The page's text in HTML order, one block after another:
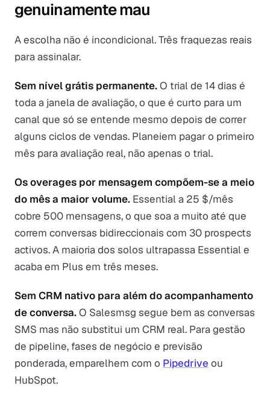
genuinamente mau
A escolha não é incondicional. Três fraquezas reais
para assinalar.
Sem nível grátis permanente.O trial de 14 dias é
toda a janela de avaliação, o que é curto para um
canal que só se entende mesmo depois de correr
alguns ciclos de vendas. Planeiem pagar o primeiro
mês para avaliação real, não apenas o trial.
Os overages por mensagem compõem-se a meio
do mês a maior volume. Essential a 25 $/mês
cobre 500 mensagens, o que soa a muito até que
correm conversas bidireccionais com 30 prospects
activos. A maioria dos solos ultrapassa Essential e
acaba em Plus em três meses.
Sem CRM nativo para além do acompanhamento
de conversa.O Salesmsg segue bem as conversas
SMS mas não substitui um CRM real. Para gestão
de pipeline, fases de negócio e previsão
ponderada, emparelhem com o Pipedrive ou
HubSpot.